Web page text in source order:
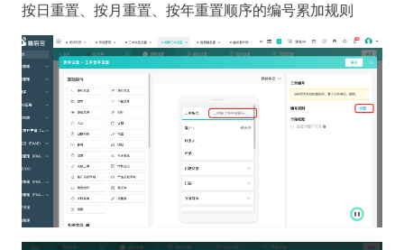
按日重置、按月重置、按年重置顺序的编号累加规则